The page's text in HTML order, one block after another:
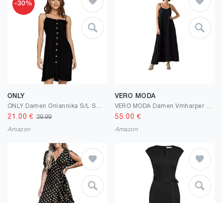
-30%
ONLY
21.00 €29.99
Amazon
VERO MODA
55.00 €
Amazon